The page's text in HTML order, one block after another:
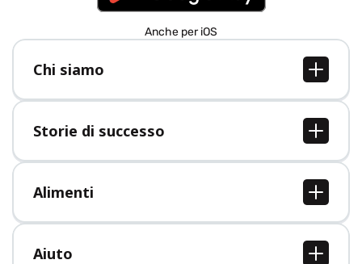
Anche per iOS
Chi siamo
Chi siamo
Lavori
Stampa
Storie di successo
Tutte le storie di successo
Alimenti
Tutti i cibi
Aiuto